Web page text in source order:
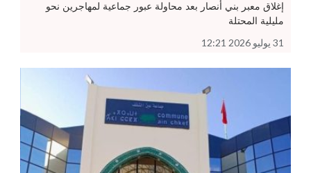
إغلاق معبر بني أنصار بعد محاولة عبور جماعية لمهاجرين نحو
مليلية المحتلة
31 يوليو 2026 12:21